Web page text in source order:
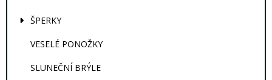
ŠPERKY
VESELÉ PONOŽKY
SLUNEČNÍ BRÝLE